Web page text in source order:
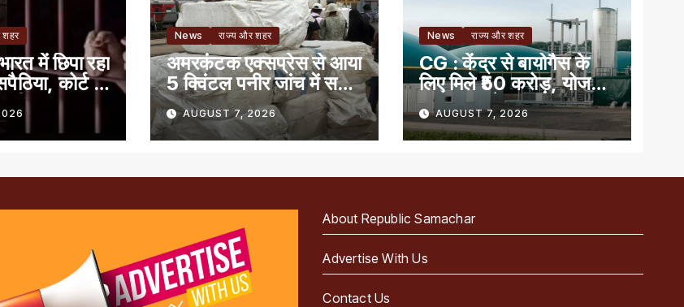
शहर
में छिपा रहा
कोर्ट ने
की सजा
News राज्य और शहर
अमरकंटक एक्सप्रेस से आया
5 क्विंटल पनीर जांच में सही
पाया गया
AUGUST 7, 2026
News राज्य और शहर
CG : केंद्र से बायोगैस के
लिए मिले ₹50 करोड़, योजना
का लाभ पाने वाला देश का
पहला राज्य
AUGUST 7, 2026
About Republic Samachar
Advertise With Us
Contact Us